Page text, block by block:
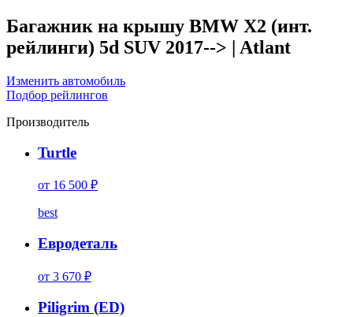
Багажник на крышу BMW X2 (инт.
рейлинги) 5d SUV 2017--> | Atlant
Изменить автомобиль
Подбор рейлингов
Производитель
Turtle
от 16 500 ₽
best
Евродеталь
от 3 670 ₽
Piligrim (ED)